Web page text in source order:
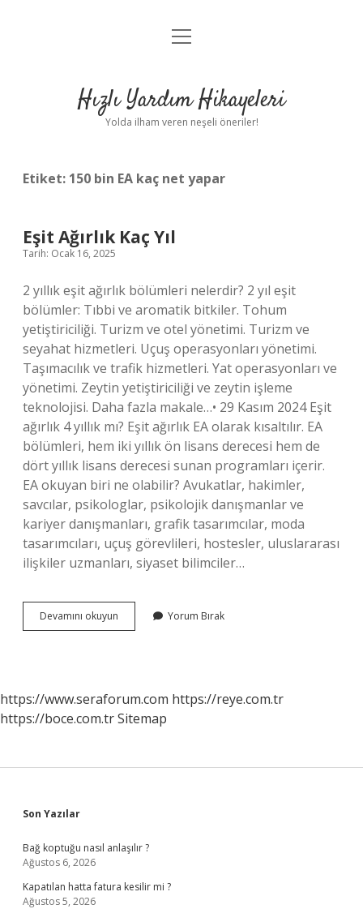
Anasayfa
Yasal Uyarı
menüyü
Hızlı Yardım Hikayeleri
Yolda ilham veren neşeli öneriler!
Etiket: 150 bin EA kaç net yapar
Eşit Ağırlık Kaç Yıl
Tarih: Ocak 16, 2025
2 yıllık eşit ağırlık bölümleri nelerdir? 2 yıl eşit
bölümler: Tıbbi ve aromatik bitkiler. Tohum
yetiştiriciliği. Turizm ve otel yönetimi. Turizm ve
seyahat hizmetleri. Uçuş operasyonları yönetimi.
Taşımacılık ve trafik hizmetleri. Yat operasyonları ve
yönetimi. Zeytin yetiştiriciliği ve zeytin işleme
teknolojisi. Daha fazla makale…• 29 Kasım 2024 Eşit
ağırlık 4 yıllık mı? Eşit ağırlık EA olarak kısaltılır. EA
bölümleri, hem iki yıllık ön lisans derecesi hem de
dört yıllık lisans derecesi sunan programları içerir.
EA okuyan biri ne olabilir? Avukatlar, hakimler,
savcılar, psikologlar, psikolojik danışmanlar ve
kariyer danışmanları, grafik tasarımcılar, moda
tasarımcıları, uçuş görevlileri, hostesler, uluslararası
ilişkiler uzmanları, siyaset bilimciler…
Devamını okuyun
Ağırlık
Yorum Bırak
https://www.seraforum.com https://reye.com.tr
https://boce.com.trSitemap
Sidebar
Son Yazılar
Bağ koptuğu nasıl anlaşılır ?
Ağustos 6, 2026
Kapatılan hatta fatura kesilir mi ?
Ağustos 5, 2026